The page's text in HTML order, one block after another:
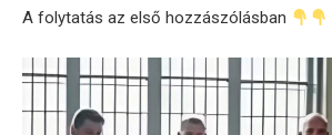
A folytatás az első hozzászólásban